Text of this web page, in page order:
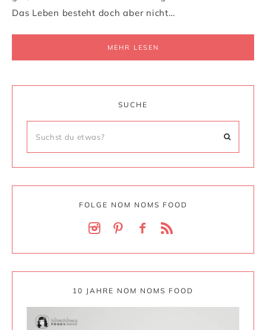
Das Leben besteht doch aber nicht…
MEHR LESEN
SUCHE
FOLGE NOM NOMS FOOD
10 JAHRE NOM NOMS FOOD